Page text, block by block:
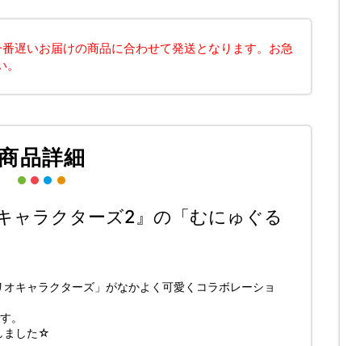
遅いお届けの商品に合わせて発送となります。お急
品詳細
ャラクターズ2』の「むにゅぐる
キャラクターズ」がなかよく可愛くコラボレーショ
。
ました☆